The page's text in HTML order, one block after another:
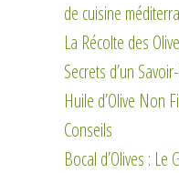
de cuisine
La Récolte des
Secrets d’un
Huile d’Olive Non
Conseils
Bocal d’Olives :